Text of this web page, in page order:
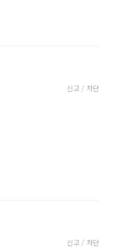
신고 / 차단
신고 / 차단